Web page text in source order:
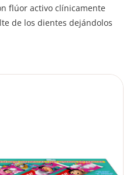
flúor activo clínicamente
de los dientes dejándolos